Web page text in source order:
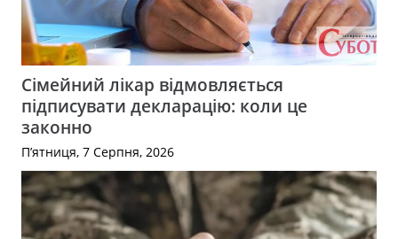
Сімейний лікар відмовляється
підписувати декларацію: коли це
законно
П’ятниця, 7 Серпня, 2026